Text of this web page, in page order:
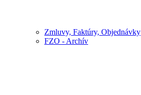
Zmluvy, Faktúry, Objednávky
FZO - Archív